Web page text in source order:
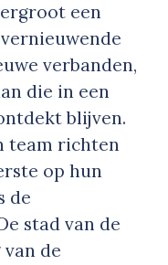
een
verbanden,
die in een
blijven.
team richten
op hun
de
stad van de
de